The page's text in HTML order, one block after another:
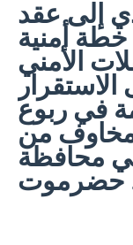
إلى عقد
أمنية
الأمني
في ربوع
من
في محافظة
.